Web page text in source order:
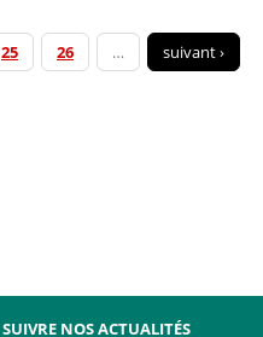
25 26 …
suivant ›
SUIVRE NOS ACTUALITÉS